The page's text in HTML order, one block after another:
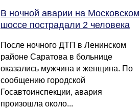
В ночной аварии на Московском
шоссе пострадали 2 человека
После ночного ДТП в Ленинском
районе Саратова в больнице
оказались мужчина и женщина. По
сообщению городской
Госавтоинспекции, авария
произошла около...